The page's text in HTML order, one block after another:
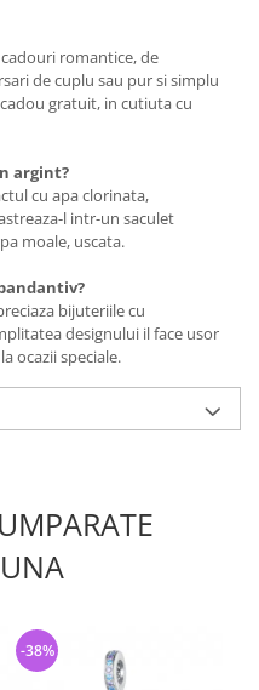
romantice, de
de cuplu sau pur si simplu
gratuit, in cutiuta cu
argint?
cu apa clorinata,
l intr-un saculet
moale, uscata.
bijuteriile cu
designului il face usor
ocazii speciale.
-38%